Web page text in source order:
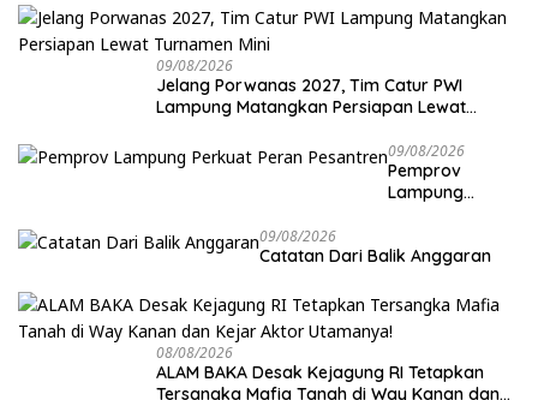
Car Free Day
09/08/2026
Jelang Porwanas 2027, Tim Catur PWI
Lampung Matangkan Persiapan Lewat
09/08/2026
Pemprov
Lampung
09/08/2026
Catatan Dari Balik Anggaran
08/08/2026
ALAM BAKA Desak Kejagung RI Tetapkan
Tersangka Mafia Tanah di Way Kanan dan